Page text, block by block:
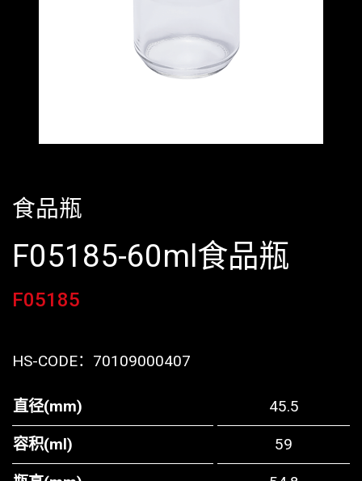
食品瓶
F05185-60ml食品瓶
F05185
HS-CODE： 70109000407
直径(mm) 45.5
容积(ml) 59